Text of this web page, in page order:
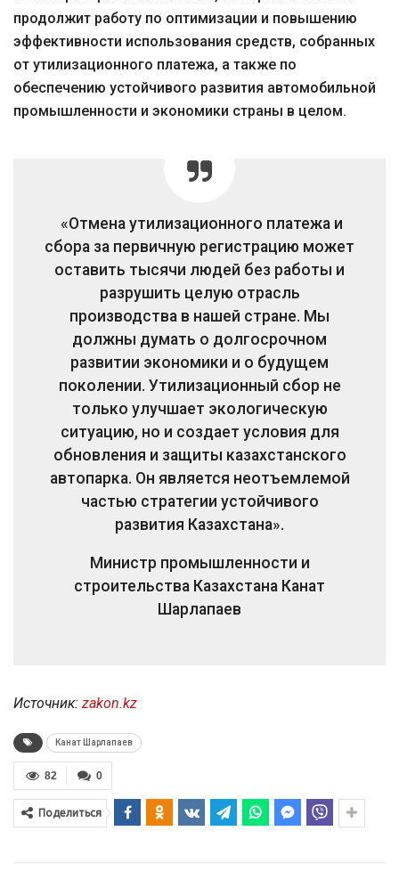
продолжит работу по оптимизации и повышению
эффективности использования средств, собранных
от утилизационного платежа, а также по
обеспечению устойчивого развития автомобильной
промышленности и экономики страны в целом.
«Отмена утилизационного платежа и
сбора за первичную регистрацию может
оставить тысячи людей без работы и
разрушить целую отрасль
производства в нашей стране. Мы
должны думать о долгосрочном
развитии экономики и о будущем
поколении. Утилизационный сбор не
только улучшает экологическую
ситуацию, но и создает условия для
обновления и защиты казахстанского
автопарка. Он является неотъемлемой
частью стратегии устойчивого
развития Казахстана».
Министр промышленности и
строительства Казахстана Канат
Шарлапаев
Источник: zakon.kz
Канат Шарлапаев
0
82
Поделиться